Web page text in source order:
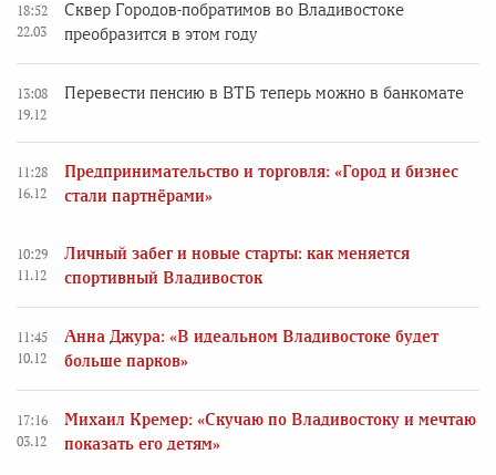
18:52
22.03
Сквер Городов-побратимов во Владивостоке
преобразится в этом году
13:08
19.12
Перевести пенсию в ВТБ теперь можно в банкомате
11:28
16.12
Предпринимательство и торговля: «Город и бизнес
стали партнёрами»
10:29
11.12
Личный забег и новые старты: как меняется
спортивный Владивосток
11:45
10.12
Анна Джура: «В идеальном Владивостоке будет
больше парков»
17:16
03.12
Михаил Кремер: «Скучаю по Владивостоку и мечтаю
показать его детям»